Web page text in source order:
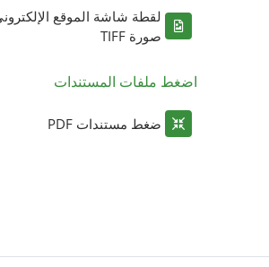
لقطة شاشة الموقع
صورة TIFF
اضغط ملفات المستندات
ضغط مستندات PDF